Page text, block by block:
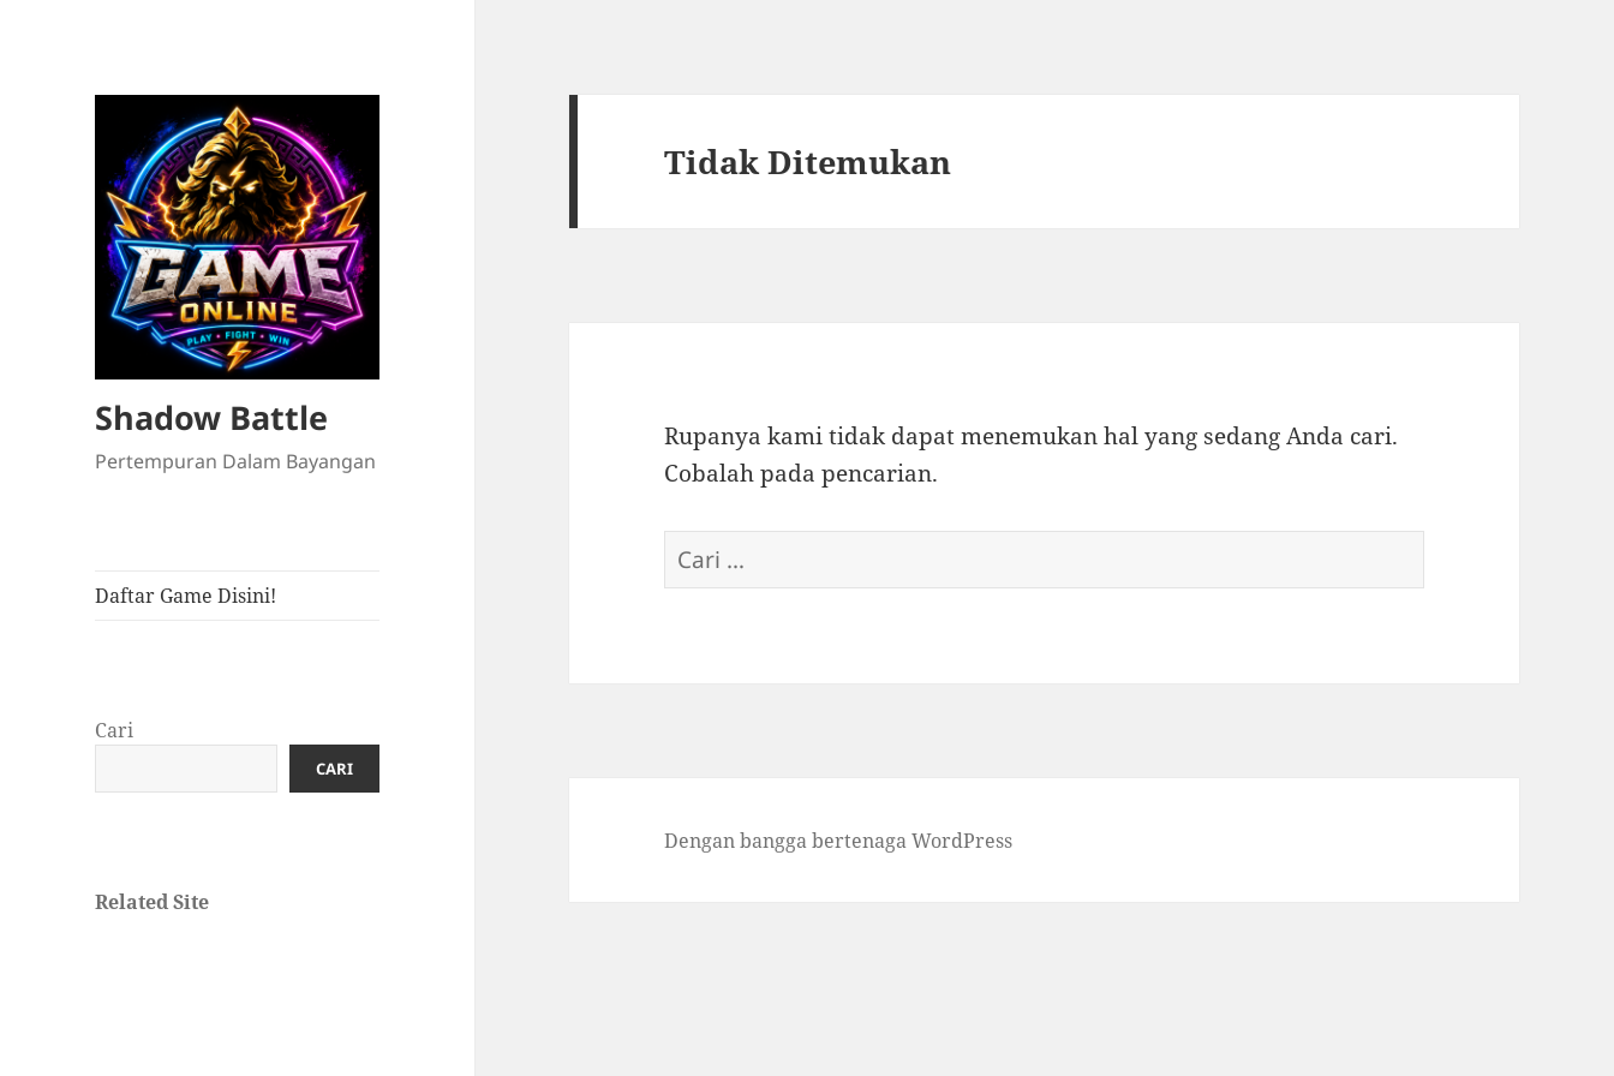
Shadow Battle
Pertempuran Dalam Bayangan
Daftar Game Disini!
Cari
CARI
Related Site
Tidak Ditemukan
Rupanya kami tidak dapat menemukan hal yang sedang Anda cari.
Cobalah pada pencarian.
Cari
untuk:
Dengan bangga bertenaga WordPress